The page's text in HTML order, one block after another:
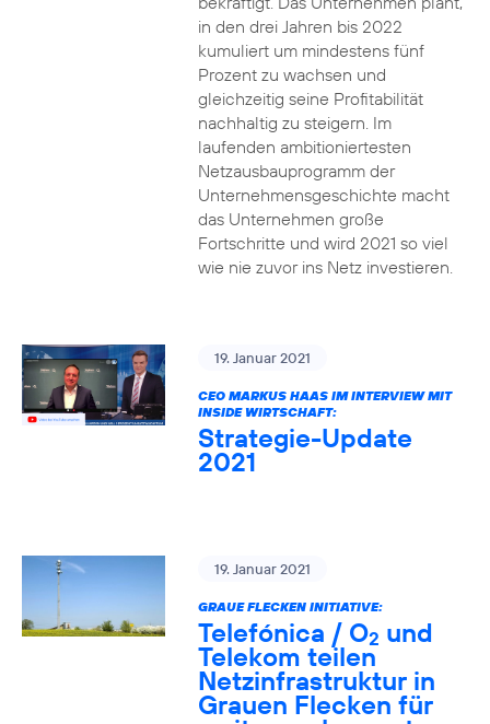
in den drei Jahren bis 2022
kumuliert um mindestens fünf
Prozent zu wachsen und
gleichzeitig seine Profitabilität
nachhaltig zu steigern. Im
laufenden ambitioniertesten
Netzausbauprogramm der
Unternehmensgeschichte macht
das Unternehmen große
Fortschritte und wird 2021 so viel
wie nie zuvor ins Netz investieren.
19. Januar 2021
CEO MARKUS HAAS IM INTERVIEW MIT
INSIDE WIRTSCHAFT:
Strategie-Update
2021
19. Januar 2021
GRAUE FLECKEN INITIATIVE:
Telefónica / O2 und
Telekom teilen
Netzinfrastruktur in
Grauen Flecken für